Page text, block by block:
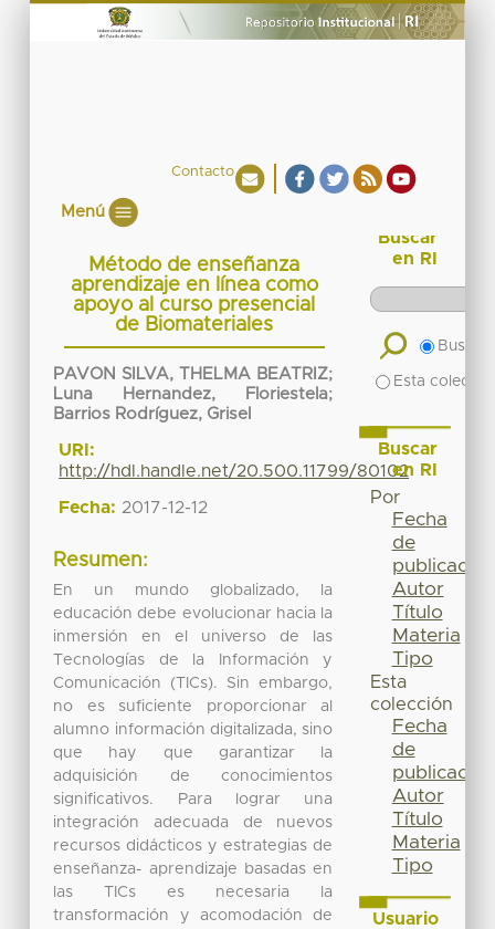
Contacto
Menú
Método de enseñanza
aprendizaje en línea como
apoyo al curso presencial
de Biomateriales
PAVON SILVA, THELMA BEATRIZ;
Luna Hernandez, Floriestela;
Barrios Rodríguez, Grisel
URI:
http://hdl.handle.net/20.500.11799/80102
Fecha: 2017-12-12
Resumen:
En un mundo globalizado, la
educación debe evolucionar hacia la
inmersión en el universo de las
Tecnologías de la Información y
Comunicación (TICs). Sin embargo,
no es suficiente proporcionar al
alumno información digitalizada, sino
que hay que garantizar la
adquisición de conocimientos
significativos. Para lograr una
integración adecuada de nuevos
recursos didácticos y estrategias de
enseñanza- aprendizaje basadas en
las TICs es necesaria la
transformación y acomodación de
Buscar
en RI
Buscar
Esta
Buscar
en RI
Por
Fecha
de
publicación
Autor
Título
Materia
Tipo
Esta
colección
Fecha
de
publicación
Autor
Título
Materia
Tipo
Usuario